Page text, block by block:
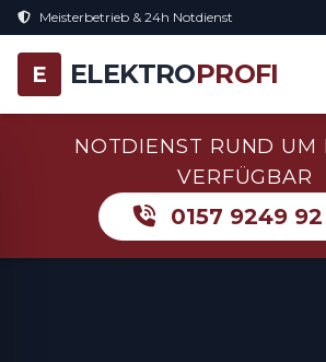
Meisterbetrieb & 24h Notdienst
E ELEKTROPROFI
NOTDIENST RUND UM
VERFÜGBAR
0157 9249